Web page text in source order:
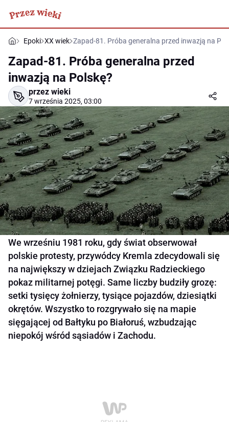
Epoki XX wiek Zapad-81. Próba generalna przed inwazją na
Zapad-81. Próba generalna przed
inwazją na Polskę?
przez wieki
7 września 2025, 03:00
We wrześniu 1981 roku, gdy świat obserwował
polskie protesty, przywódcy Kremla zdecydowali się
na największy w dziejach Związku Radzieckiego
pokaz militarnej potęgi. Same liczby budziły grozę:
setki tysięcy żołnierzy, tysiące pojazdów, dziesiątki
okrętów. Wszystko to rozgrywało się na mapie
sięgającej od Bałtyku po Białoruś, wzbudzając
niepokój wśród sąsiadów i Zachodu.